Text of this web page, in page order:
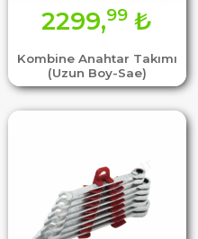
Kombine Anahtar Takımı
(Uzun Boy-Sae)
2299,99 ₺